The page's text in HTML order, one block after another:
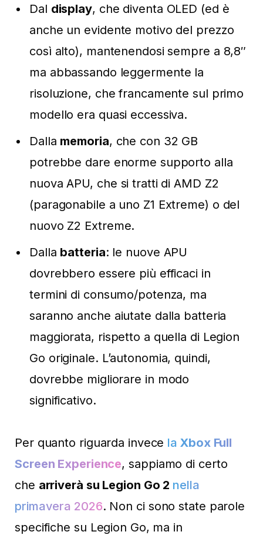
Dal display, che diventa OLED (ed è
anche un evidente motivo del prezzo
così alto), mantenendosi sempre a 8,8″
ma abbassando leggermente la
risoluzione, che francamente sul primo
modello era quasi eccessiva.
Dalla memoria, che con 32 GB
potrebbe dare enorme supporto alla
nuova APU, che si tratti di AMD Z2
(paragonabile a uno Z1 Extreme) o del
nuovo Z2 Extreme.
Dalla batteria: le nuove APU
dovrebbero essere più efficaci in
termini di consumo/potenza, ma
saranno anche aiutate dalla batteria
maggiorata, rispetto a quella di Legion
Go originale. L’autonomia, quindi,
dovrebbe migliorare in modo
significativo.
Per quanto riguarda invece laXbox Full
Screen Experience, sappiamo di certo
che arriverà su Legion Go 2 nella
primavera 2026. Non ci sono state parole
specifiche su Legion Go, ma in